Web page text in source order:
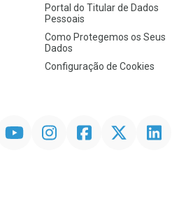
Portal do Titular de Dados
Pessoais
Como Protegemos os Seus
Dados
Configuração de Cookies
InstagramFacebookTwitter Linkedin